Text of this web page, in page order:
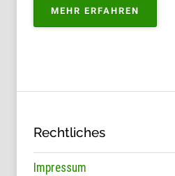
MEHR ERFAHREN
ZUM
Rechtliches
Impressum